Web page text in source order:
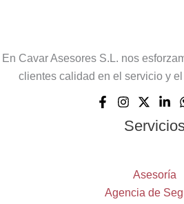
En Cavar Asesores S.L. nos
clientes calidad en el servicio y
Asesoría
Agencia de